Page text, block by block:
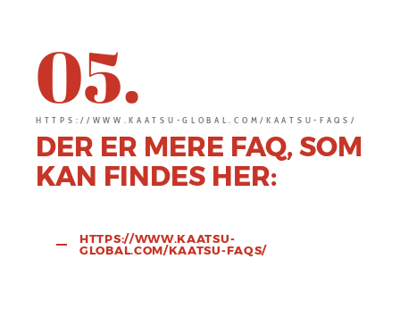
05.
HTTPS://WWW.KAATSU-GLOBAL.COM/KAATSU-FAQS/
DER ER MERE FAQ, SOM
KAN FINDES HER:
HTTPS://WWW.KAATSU-
GLOBAL.COM/KAATSU-FAQS/